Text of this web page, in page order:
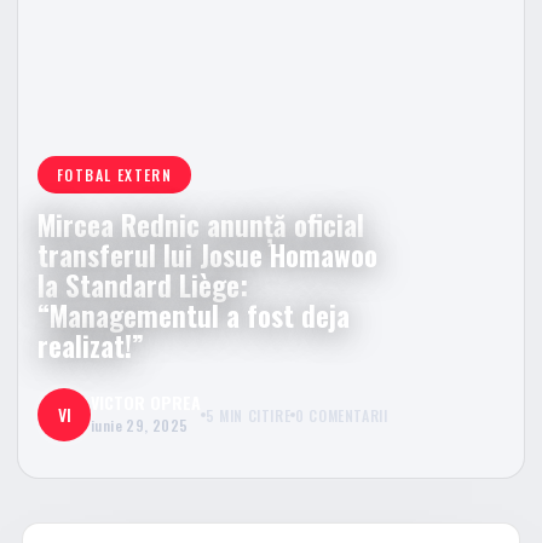
FOTBAL EXTERN
Mircea Rednic anunță oficial
transferul lui Josue Homawoo
la Standard Liège:
“Managementul a fost deja
realizat!”
VI iunie 29, 2025 5 MIN CITIRE 0 COMENTARII